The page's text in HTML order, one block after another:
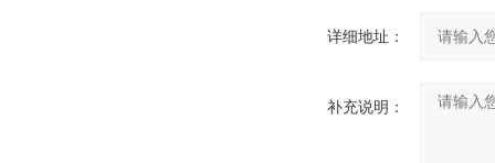
详细地址：
补充说明：